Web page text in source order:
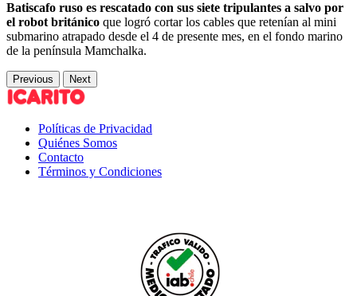
Batiscafo ruso es rescatado con sus siete tripulantes a salvo por
el robot británico que logró cortar los cables que retenían al mini
submarino atrapado desde el 4 de presente mes, en el fondo marino
de la península Mamchalka.
Previous Next
Políticas de Privacidad
Quiénes Somos
Contacto
Términos y Condiciones